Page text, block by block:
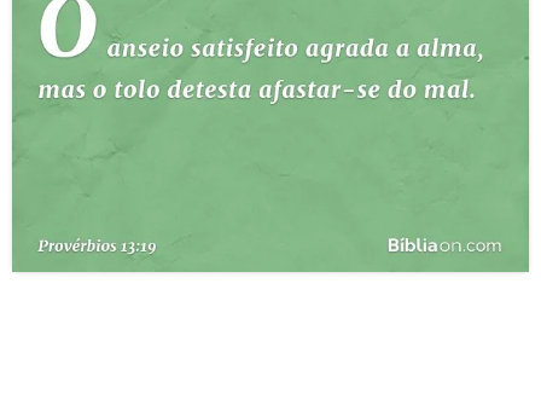
ESTUDOS BÍBLICOS
PERGUNTE À BÍBLIA